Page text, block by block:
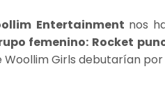
Entertainment nos
femenino: Rocket
Woollim Girls debutarían